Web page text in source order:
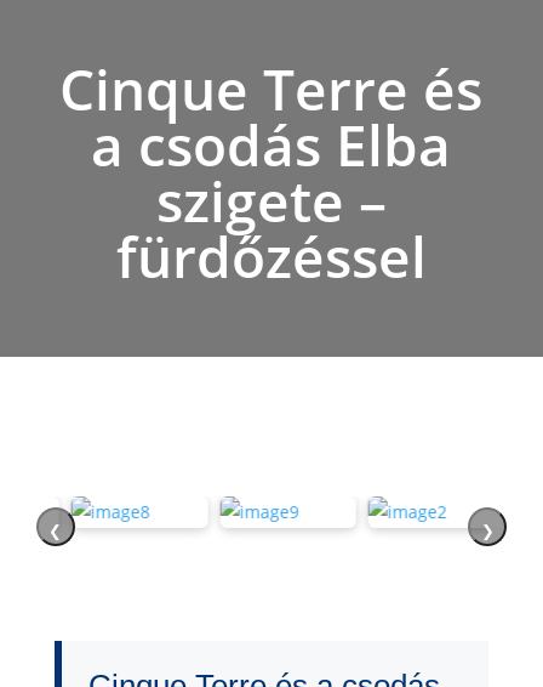
Cinque Terre és
a csodás Elba
szigete –
fürdőzéssel
❮ ❯